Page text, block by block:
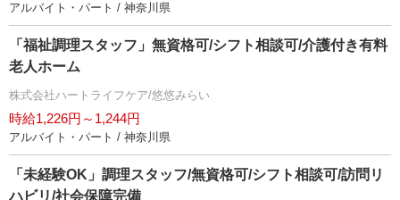
アルバイト・パート / 神奈川県
「福祉調理スタッフ」無資格可/シフト相談可/介護付き有料
老人ホーム
株式会社ハートライフケア/悠悠みらい
時給1,226円～1,244円
アルバイト・パート / 神奈川県
「未経験OK」調理スタッフ/無資格可/シフト相談可/訪問リ
ハビリ/社会保障完備